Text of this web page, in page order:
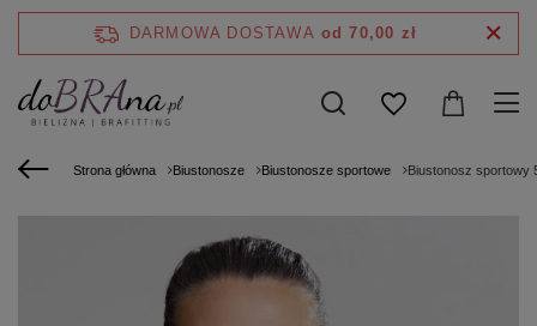
DARMOWA DOSTAWA od 70,00 zł
Strona główna Biustonosze Biustonosze sportowe Biustonosz sportowy